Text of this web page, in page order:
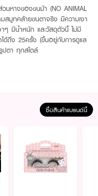
นหางของขนม้า (NO ANIMAL
สมูทคล้ายขนตาจริง มีความเงา
าๆ มีน้ำหนัก และวัสดุตัวนี้ ไม่มี
ได้ถึง 25ครั้ง (ขึ้นอยู่กับการดูแล
ปตา ทุกสไตล์
ซื้อสินค้าแบรนด์นี้